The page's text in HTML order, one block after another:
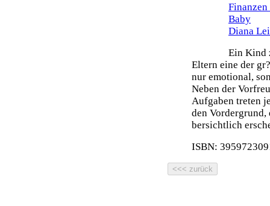
Baby
Diana
Ein Kind
Eltern eine der
nur emotional,
Neben der
Aufgaben treten
den
bersichtlich
ISBN: